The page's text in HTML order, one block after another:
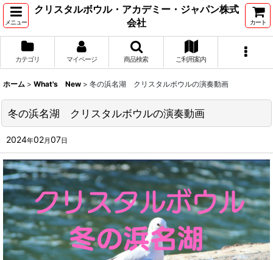
メニュー
クリスタルボウル・アカデミー・ジャパン株式
会社
カート
カテゴリ マイページ 商品検索 ご利用案内
ホーム > What's New > 冬の浜名湖 クリスタルボウルの演奏動画
冬の浜名湖 クリスタルボウルの演奏動画
2024年02月07日